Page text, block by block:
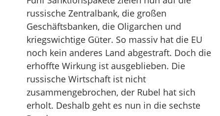
russische Zentralbank, die großen
Geschäftsbanken, die Oligarchen und
kriegswichtige Güter. So massiv hat die EU
noch kein anderes Land abgestraft. Doch die
erhoffte Wirkung ist ausgeblieben. Die
russische Wirtschaft ist nicht
zusammengebrochen, der Rubel hat sich
erholt. Deshalb geht es nun in die sechste